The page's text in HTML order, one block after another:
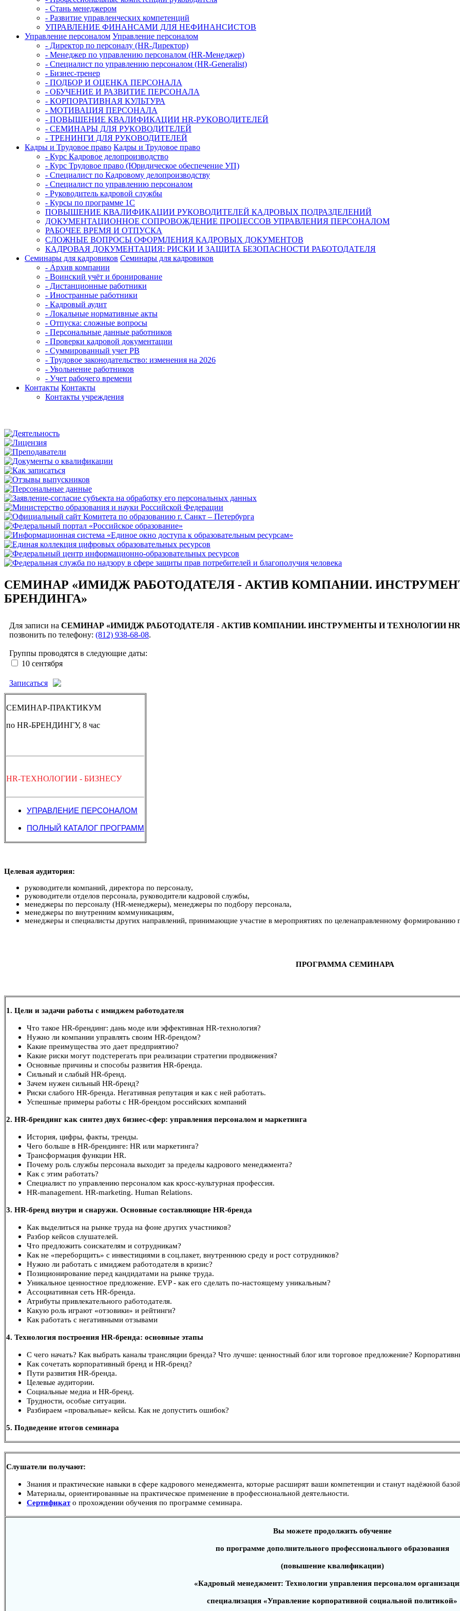
- Стань менеджером
- Развитие управленческих компетенций
УПРАВЛЕНИЕ ФИНАНСАМИ ДЛЯ НЕФИНАНСИСТОВ
Управление персоналом Управление персоналом
- Директор по персоналу (HR-Директор)
- Менеджер по управлению персоналом (HR-Менеджер)
- Специалист по управлению персоналом (HR-Generalist)
- Бизнес-тренер
- ПОДБОР И ОЦЕНКА ПЕРСОНАЛА
- ОБУЧЕНИЕ И РАЗВИТИЕ ПЕРСОНАЛА
- КОРПОРАТИВНАЯ КУЛЬТУРА
- МОТИВАЦИЯ ПЕРСОНАЛА
- ПОВЫШЕНИЕ КВАЛИФИКАЦИИ HR-РУКОВОДИТЕЛЕЙ
- СЕМИНАРЫ ДЛЯ РУКОВОДИТЕЛЕЙ
- ТРЕНИНГИ ДЛЯ РУКОВОДИТЕЛЕЙ
Кадры и Трудовое право Кадры и Трудовое право
- Курс Кадровое делопроизводство
- Курс Трудовое право (Юридическое обеспечение УП)
- Специалист по Кадровому делопроизводству
- Специалист по управлению персоналом
- Руководитель кадровой службы
- Курсы по программе 1С
ПОВЫШЕНИЕ КВАЛИФИКАЦИИ РУКОВОДИТЕЛЕЙ КАДРОВЫХ ПОДРАЗДЕЛЕНИЙ
ДОКУМЕНТАЦИОННОЕ СОПРОВОЖДЕНИЕ ПРОЦЕССОВ УПРАВЛЕНИЯ ПЕРСОНАЛОМ
РАБОЧЕЕ ВРЕМЯ И ОТПУСКА
СЛОЖНЫЕ ВОПРОСЫ ОФОРМЛЕНИЯ КАДРОВЫХ ДОКУМЕНТОВ
КАДРОВАЯ ДОКУМЕНТАЦИЯ: РИСКИ И ЗАЩИТА БЕЗОПАСНОСТИ РАБОТОДАТЕЛЯ
Семинары для кадровиков Семинары для кадровиков
- Архив компании
- Воинский учёт и бронирование
- Дистанционные работники
- Иностранные работники
- Кадровый аудит
- Локальные нормативные акты
- Отпуска: сложные вопросы
- Персональные данные работников
- Проверки кадровой документации
- Суммированный учет РВ
- Трудовое законодательство: изменения на 2026
- Увольнение работников
- Учет рабочего времени
Контакты Контакты
Контакты учреждения
СЕМИНАР «ИМИДЖ РАБОТОДАТЕЛЯ - АКТИВ КОМПАНИИ.
БРЕНДИНГА»
Для записи на СЕМИНАР «ИМИДЖ РАБОТОДАТЕЛЯ - АКТИВ КОМПАНИИ. ИНСТРУМЕНТЫ И ТЕХНОЛОГИИ
позвонить по телефону: (812) 938-68-08.
Группы проводятся в следующие даты:
10 сентября
Записаться
СЕМИНАР-ПРАКТИКУМ
по HR-БРЕНДИНГУ, 8 час
HR-ТЕХНОЛОГИИ - БИЗНЕСУ
УПРАВЛЕНИЕ ПЕРСОНАЛОМ
ПОЛНЫЙ КАТАЛОГ ПРОГРАММ
Целевая аудитория:
руководители компаний, директора по персоналу,
руководители отделов персонала, руководители кадровой службы,
менеджеры по персоналу (HR-менеджеры), менеджеры по подбору персонала,
менеджеры по внутренним коммуникациям,
менеджеры и специалисты других направлений, принимающие участие в мероприятиях по целенаправленному формированию
ПРОГРАММА СЕМИНАРА
1. Цели и задачи работы с имиджем работодателя
Что такое HR-брендинг: дань моде или эффективная HR-технология?
Нужно ли компании управлять своим HR-брендом?
Какие преимущества это дает предприятию?
Какие риски могут подстерегать при реализации стратегии продвижения?
Основные причины и способы развития HR-бренда.
Сильный и слабый HR-бренд.
Зачем нужен сильный HR-бренд?
Риски слабого HR-бренда. Негативная репутация и как с ней работать.
Успешные примеры работы с HR-брендом российских компаний
2. HR-брендинг как синтез двух бизнес-сфер: управления персоналом и маркетинга
История, цифры, факты, тренды.
Чего больше в HR-брендинге: HR или маркетинга?
Трансформация функции HR.
Почему роль службы персонала выходит за пределы кадрового менеджмента?
Как с этим работать?
Специалист по управлению персоналом как кросс-культурная профессия.
HR-management. HR-marketing. Human Relations.
3. HR-бренд внутри и снаружи. Основные составляющие HR-бренда
Как выделиться на рынке труда на фоне других участников?
Разбор кейсов слушателей.
Что предложить соискателям и сотрудникам?
Как не «переборщить» с инвестициями в соц.пакет, внутреннюю среду и рост сотрудников?
Нужно ли работать с имиджем работодателя в кризис?
Позиционирование перед кандидатами на рынке труда.
Уникальное ценностное предложение. EVP - как его сделать по-настоящему уникальным?
Ассоциативная сеть HR-бренда.
Атрибуты привлекательного работодателя.
Какую роль играют «отзовики» и рейтинги?
Как работать с негативными отзывами
4. Технология построения HR-бренда: основные этапы
С чего начать? Как выбрать каналы трансляции бренда? Что лучше: ценностный блог или торговое предложение?
Как сочетать корпоративный бренд и HR-бренд?
Пути развития HR-бренда.
Целевые аудитории.
Социальные медиа и HR-бренд.
Трудности, особые ситуации.
Разбираем «провальные» кейсы. Как не допустить ошибок?
5. Подведение итогов семинара
Слушатели получают:
Знания и практические навыки в сфере кадрового менеджмента, которые расширят ваши компетенции и станут надёжной
Материалы, ориентированные на практическое применение в профессиональной деятельности.
Сертификато прохождении обучения по программе семинара.
Вы можете продолжить обучение
по программе дополнительного профессионального образования
(повышение квалификации)
«Кадровый менеджмент: Технологии управления персоналом
специализация «Управление корпоративной социальной политикой»